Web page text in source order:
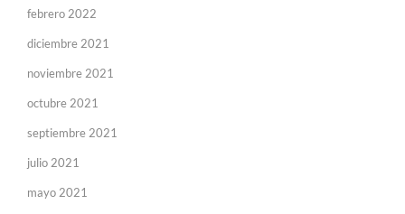
febrero 2022
diciembre 2021
noviembre 2021
octubre 2021
septiembre 2021
julio 2021
mayo 2021